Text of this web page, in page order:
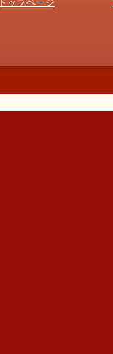
トップページ